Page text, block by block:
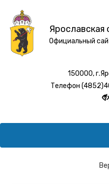
Ярославская
Официальный
150000,
Телефон